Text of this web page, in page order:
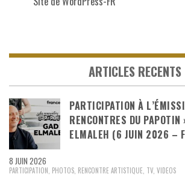
ARTICLES RECENTS
PARTICIPATION À
RENCONTRES DU PAPOTIN
ELMALEH (6 JUIN 2026 –
8 JUIN 2026
PARTICIPATION PHOTOS RENCONTRE ARTISTIQUE TV VIDEOS